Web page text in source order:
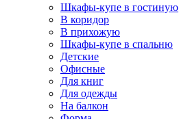
Шкафы-купе в гостиную
В коридор
В прихожую
Шкафы-купе в спальню
Детские
Офисные
Для книг
Для одежды
На балкон